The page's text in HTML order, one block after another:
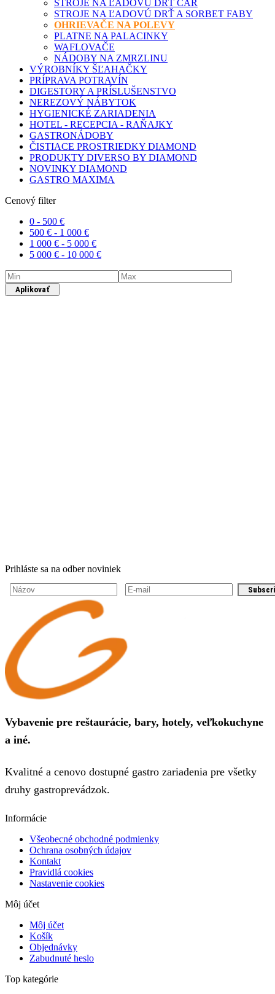
STROJE NA ĽADOVÚ DRŤ CAR
STROJE NA ĽADOVÚ DRŤ A SORBET FABY
OHRIEVAČE NA POLEVY
PLATNE NA PALACINKY
WAFLOVAČE
NÁDOBY NA ZMRZLINU
VÝROBNÍKY ŠĽAHAČKY
PRÍPRAVA POTRAVÍN
DIGESTORY A PRÍSLUŠENSTVO
NEREZOVÝ NÁBYTOK
HYGIENICKÉ ZARIADENIA
HOTEL - RECEPCIA - RAŇAJKY
GASTRONÁDOBY
ČISTIACE PROSTRIEDKY DIAMOND
PRODUKTY DIVERSO BY DIAMOND
NOVINKY DIAMOND
GASTRO MAXIMA
Cenový filter
0 - 500 €
500 € - 1 000 €
1 000 € - 5 000 €
5 000 € - 10 000 €
Aplikovať
Prihláste sa na odber noviniek
Vybavenie pre reštaurácie, bary, hotely, veľkokuchyne
a iné.
Kvalitné a cenovo dostupné gastro zariadenia pre všetky
druhy gastroprevádzok.
Informácie
Všeobecné obchodné podmienky
Ochrana osobných údajov
Kontakt
Pravidlá cookies
Nastavenie cookies
Môj účet
Môj účet
Košík
Objednávky
Zabudnuté heslo
Top kategórie